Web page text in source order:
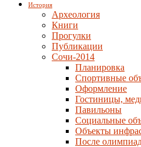
История
Археология
Книги
Прогулки
Публикации
Сочи-2014
Планировка
Спортивные
Оформление
Гостиницы,
Павильоны
Социальные
Объекты
После